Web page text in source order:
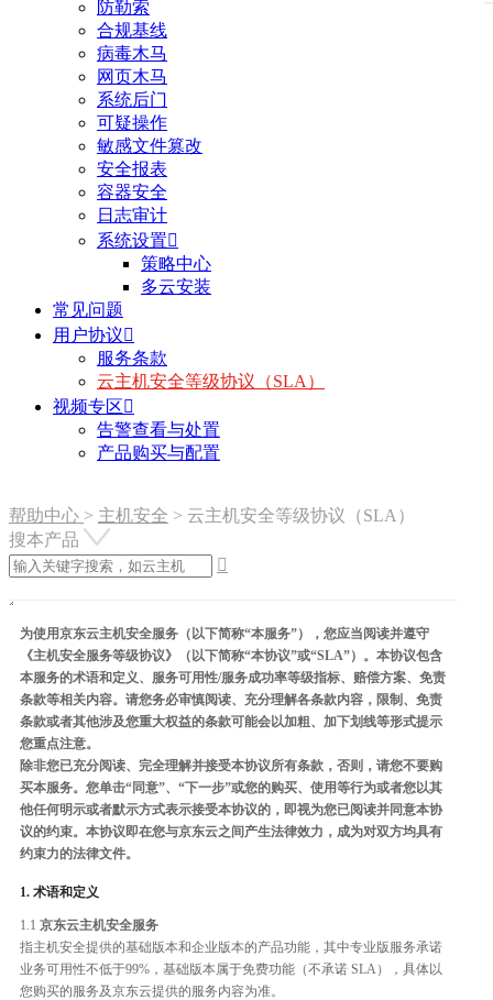
防勒索
合规基线
病毒木马
网页木马
系统后门
可疑操作
敏感文件篡改
安全报表
容器安全
日志审计
系统设置
策略中心
多云安装
常见问题
用户协议
服务条款
云主机安全等级协议（SLA）
视频专区
告警查看与处置
产品购买与配置
帮助中心 > 主机安全 > 云主机安全等级协议（SLA）
搜本产品

为使用京东云主机安全服务（以下简称“本服务”），您应当阅读并遵守
《主机安全服务等级协议》（以下简称“本协议”或“SLA”）。本协议包含
本服务的术语和定义、服务可用性/服务成功率等级指标、赔偿方案、免责
条款等相关内容。请您务必审慎阅读、充分理解各条款内容，限制、免责
条款或者其他涉及您重大权益的条款可能会以加粗、加下划线等形式提示
您重点注意。
除非您已充分阅读、完全理解并接受本协议所有条款，否则，请您不要购
买本服务。您单击“同意”、“下一步”或您的购买、使用等行为或者您以其
他任何明示或者默示方式表示接受本协议的，即视为您已阅读并同意本协
议的约束。本协议即在您与京东云之间产生法律效力，成为对双方均具有
约束力的法律文件。
1. 术语和定义
1.1 京东云主机安全服务
指主机安全提供的基础版本和企业版本的产品功能，其中专业版服务承诺
业务可用性不低于99%，基础版本属于免费功能（不承诺 SLA），具体以
您购买的服务及京东云提供的服务内容为准。